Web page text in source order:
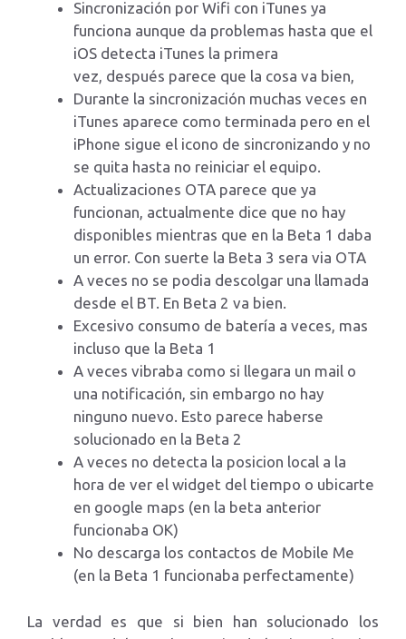
Sincronización por Wifi con iTunes ya
funciona aunque da problemas hasta que el
iOS detecta iTunes la primera
vez, después parece que la cosa va bien,
Durante la sincronización muchas veces en
iTunes aparece como terminada pero en el
iPhone sigue el icono de sincronizando y no
se quita hasta no reiniciar el equipo.
Actualizaciones OTA parece que ya
funcionan, actualmente dice que no hay
disponibles mientras que en la Beta 1 daba
un error. Con suerte la Beta 3 sera via OTA
A veces no se podia descolgar una llamada
desde el BT. En Beta 2 va bien.
Excesivo consumo de batería a veces, mas
incluso que la Beta 1
A veces vibraba como si llegara un mail o
una notificación, sin embargo no hay
ninguno nuevo. Esto parece haberse
solucionado en la Beta 2
A veces no detecta la posicion local a la
hora de ver el widget del tiempo o ubicarte
en google maps (en la beta anterior
funcionaba OK)
No descarga los contactos de Mobile Me
(en la Beta 1 funcionaba perfectamente)
La verdad es que si bien han solucionado los